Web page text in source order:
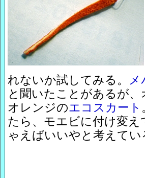
れないか試してみる。
と聞いたことがあるが
オレンジのエコスカート
たら、モエビに付け変
ゃえばいいやと考えてい